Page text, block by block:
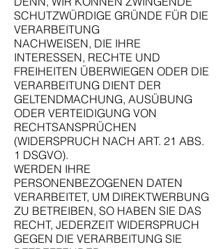
SCHUTZWÜRDIGE GRÜNDE FÜR DIE
VERARBEITUNG
NACHWEISEN, DIE IHRE
INTERESSEN, RECHTE UND
FREIHEITEN ÜBERWIEGEN ODER DIE
VERARBEITUNG DIENT DER
GELTENDMACHUNG, AUSÜBUNG
ODER VERTEIDIGUNG VON
RECHTSANSPRÜCHEN
(WIDERSPRUCH NACH ART. 21 ABS.
1 DSGVO).
WERDEN IHRE
PERSONENBEZOGENEN DATEN
VERARBEITET, UM DIREKTWERBUNG
ZU BETREIBEN, SO HABEN SIE DAS
RECHT, JEDERZEIT WIDERSPRUCH
GEGEN DIE VERARBEITUNG SIE